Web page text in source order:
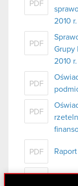
PDF
2010 r.
PDF
Grupy
2010 r.
PDF
PDF
PDF